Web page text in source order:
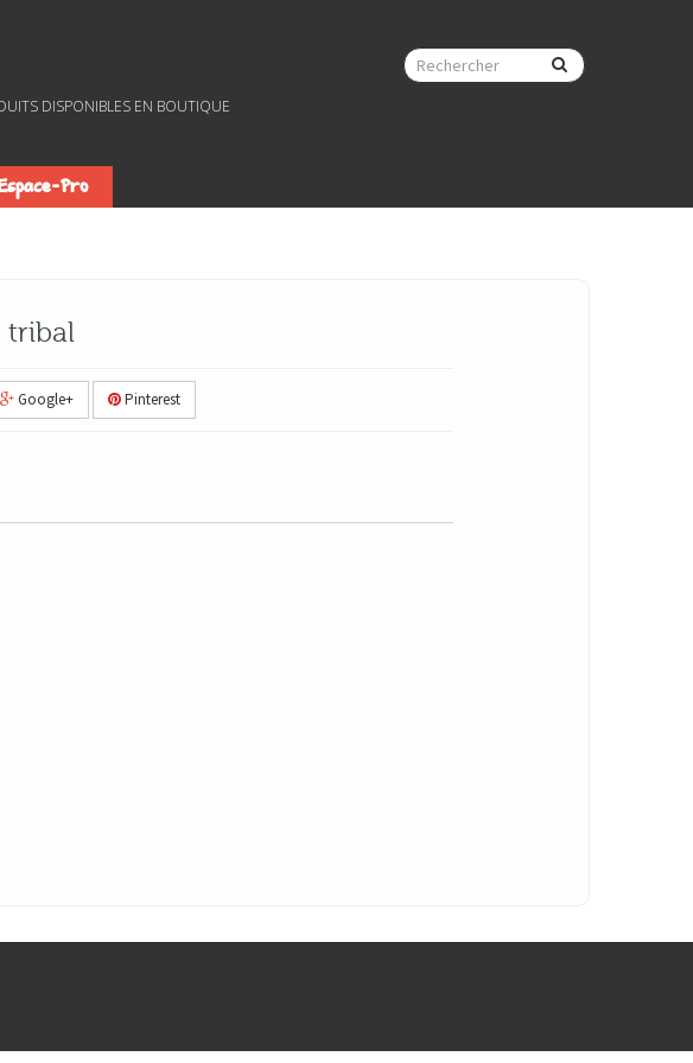
DISPONIBLES EN BOUTIQUE
Pro
tribal
Google+ Pinterest